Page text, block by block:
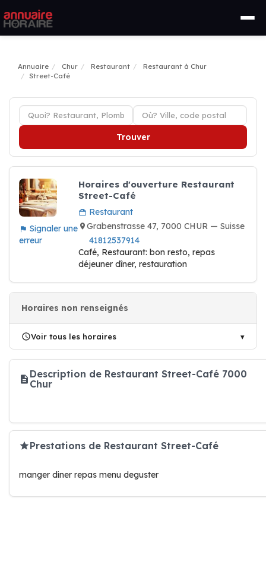
Annuaire Chur Restaurant
Restaurant à Chur
Street-Café
Trouver
Signaler une
erreur
Horaires d'ouverture Restaurant
Street-Café
Restaurant
Grabenstrasse 47, 7000 CHUR — Suisse
41812537914
Café, Restaurant: bon resto, repas
déjeuner dîner, restauration
Horaires non renseignés
Voir tous les horaires
Description de Restaurant Street-Café 7000
Chur
Prestations de Restaurant Street-Café
manger diner repas menu deguster